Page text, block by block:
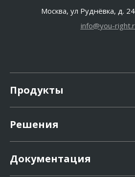
Москва, ул Руднёвка, д.
info@you-
Продукты
Решения
Документация